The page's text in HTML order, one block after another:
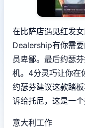
在比萨店遇见红发
Dealership有你需
员卑鄙。最后约瑟
机。4分灵巧让你在
约瑟芬建议这款踏
诉给托尼，这是一个
意大利工作